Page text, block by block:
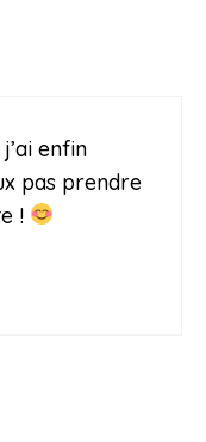
enfin
pas prendre
!